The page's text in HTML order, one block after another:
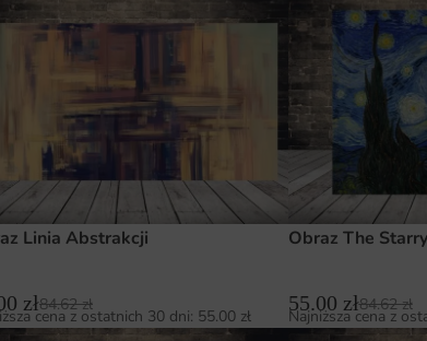
Linia Abstrakcji
zł84.62zł
cena z ostatnich 30 dni: 55.00 zł
Obraz The
55.00 zł84.62zł
Najniższa cena z